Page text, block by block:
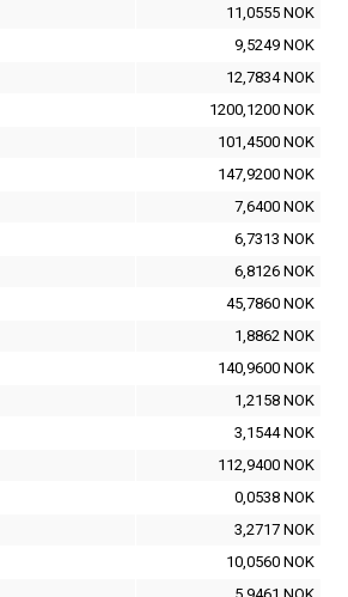
11,0555 NOK
9,5249 NOK
12,7834 NOK
1200,1200 NOK
101,4500 NOK
147,9200 NOK
7,6400 NOK
6,7313 NOK
6,8126 NOK
45,7860 NOK
1,8862 NOK
140,9600 NOK
1,2158 NOK
3,1544 NOK
112,9400 NOK
0,0538 NOK
3,2717 NOK
10,0560 NOK